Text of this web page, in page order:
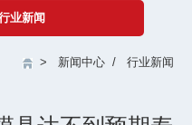
业新闻
> 新闻中心 / 行业新闻